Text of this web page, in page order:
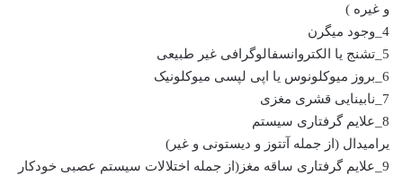
و غیره )
4_وجود میگرن
5_تشنج یا الکتروانسفالوگرافی غیر طبیعی
6_بروز میوکلونوس یا اپی لپسی میوکلونیک
7_نابینایی قشری مغزی
8_علایم گرفتاری سیستم
یرامیدال (از جمله آتتوز و دیستونی و غیر)
9_علایم گرفتاری ساقه مغز(از جمله اختلالات سیستم عصبی خودکار